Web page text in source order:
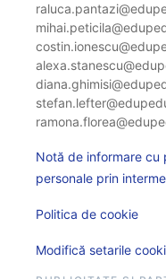
Notă de informare cu
personale prin
Politica de cookie
Modifică setarile